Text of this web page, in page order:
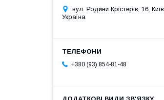
вул. Родини Крістерів, 16, Київ,
Україна
+380 (93) 854-81-48